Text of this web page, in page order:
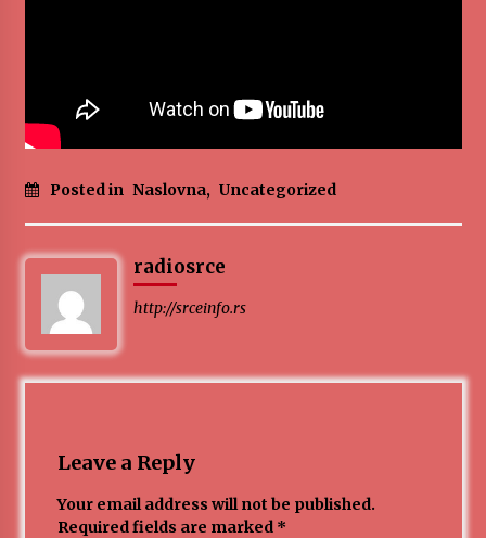
4 months ago
“ИМА РУПА ДА ПРОПАДНЕШ”
Prvenstvu regiona u Jagodini
5 months ago
5 months ago
gostovanje glumačke ekipe u Cineplexx Niš
5 months ago
Posted in Naslovna, Uncategorized
radiosrce
http://srceinfo.rs
Leave a Reply
Your email address will not be published.
Required fields are marked *